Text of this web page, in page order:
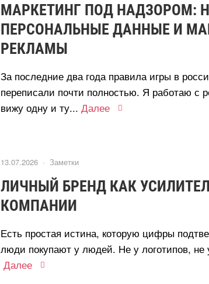
МАРКЕТИНГ ПОД НАДЗОРОМ:
ПЕРСОНАЛЬНЫЕ ДАННЫЕ И
РЕКЛАМЫ
За последние два года правила игры в
переписали почти полностью. Я работаю с
ижу одну и ту... Далее
13.07.2026 · Заметки
ЛИЧНЫЙ БРЕНД КАК
КОМПАНИИ
Есть простая истина, которую цифры
люди покупают у людей. Не у логотипов, не
Далее